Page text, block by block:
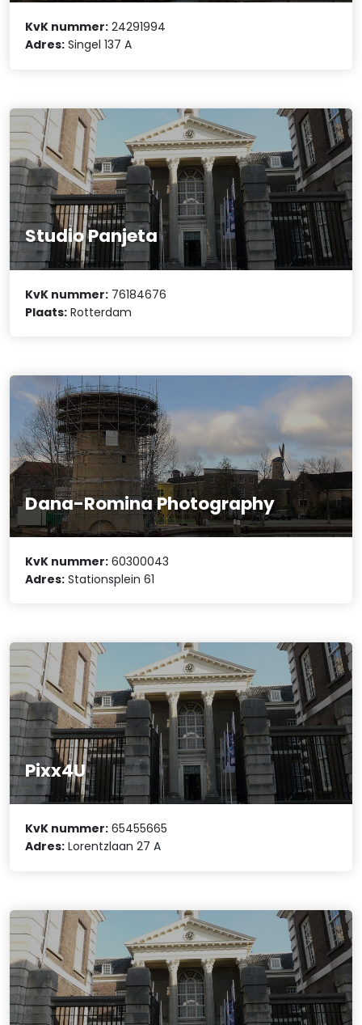
KvK nummer: 24291994
Adres: Singel 137 A
Studio Panjeta
KvK nummer: 76184676
Plaats: Rotterdam
Dana-Romina Photography
KvK nummer: 60300043
Adres: Stationsplein 61
Pixx4U
KvK nummer: 65455665
Adres: Lorentzlaan 27 A